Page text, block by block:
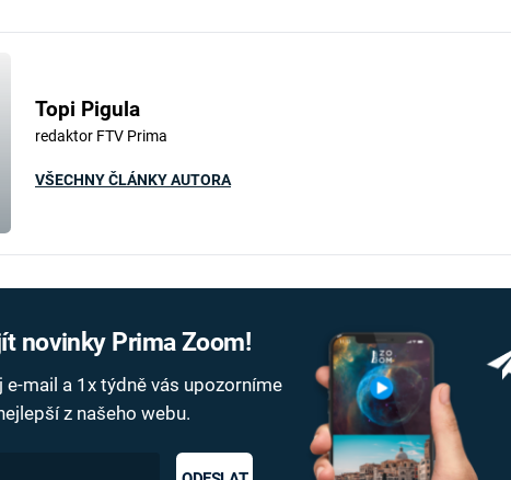
Topi Pigula
redaktor FTV Prima
VŠECHNY ČLÁNKY AUTORA
novinky Prima Zoom!
e-mail a 1x týdně vás upozorníme
z našeho webu.